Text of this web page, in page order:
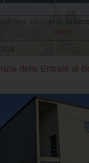
post
delle Entrate di